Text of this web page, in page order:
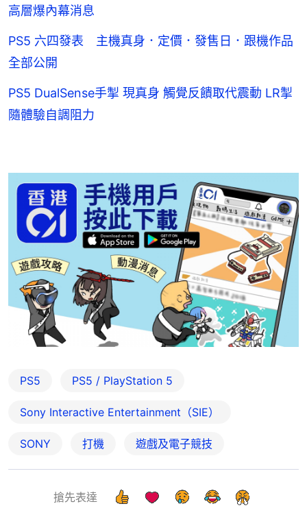
高層爆內幕消息
PS5 六四發表 主機真身．定價．發售日．跟機作品
全部公開
PS5 DualSense手掣 現真身 觸覺反饋取代震動 LR掣
隨體驗自調阻力
PS5 PS5 / PlayStation 5
Sony Interactive Entertainment（SIE）
SONY 打機 遊戲及電子競技
搶先表達